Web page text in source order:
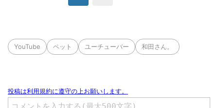
YouTube ペット ユーチューバー 和田さん。